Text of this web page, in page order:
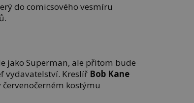
do comicsového vesmíru
jako Superman, ale přitom bude
vydavatelství. Kreslíř Bob Kane
kostýmu